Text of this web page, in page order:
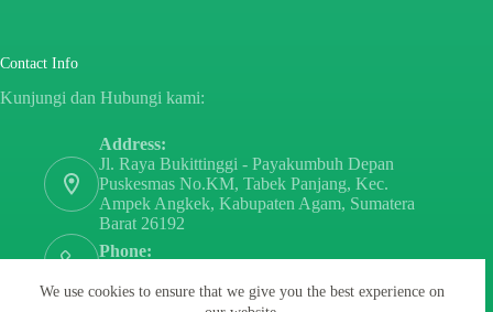
We use cookies to ensure that we give you the best experience on
Contact Info
Kunjungi dan Hubungi kami:
Address:
Jl. Raya Bukittinggi - Payakumbuh Depan
Puskesmas No.KM, Tabek Panjang, Kec.
Ampek Angkek, Kabupaten Agam, Sumatera
Barat 26192
Phone: